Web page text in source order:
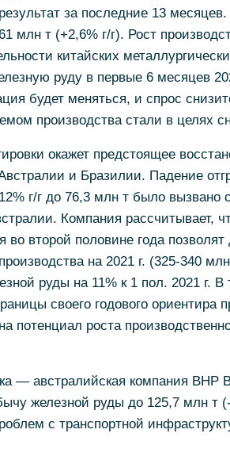
за последние 13
млн т (+2,6% г/г). Рост
китайских
руду в первые 6 месяцев
будет меняться, и спрос
производства стали в целях
окажет предстоящее
и Бразилии. Падение
г/г до 76,3 млн т было вызвано
Компания рассчитывает,
во второй половине года
на 2021 г. (325-340
руды на 11% к 1 пол. 2021 г. В
своего годового ориентира
потенциал роста
— австралийская компания BHP
железной руды до 125,7 млн т
с транспортной